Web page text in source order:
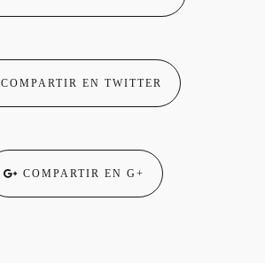
COMPARTIR EN TWITTER
COMPARTIR EN G+